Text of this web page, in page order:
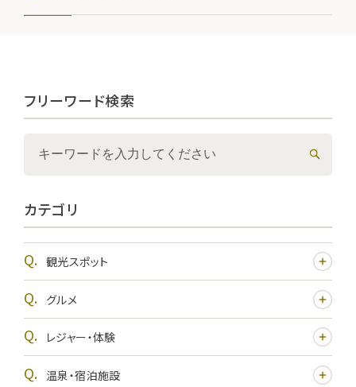
フリーワード検索
カテゴリ
観光スポット
グルメ
レジャー・体験
温泉・宿泊施設